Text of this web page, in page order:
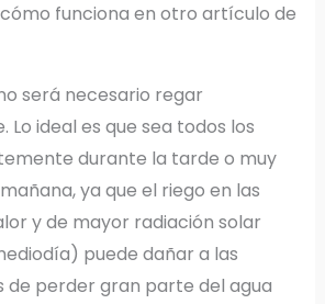
funciona en otro artículo de
será necesario regar
ideal es que sea todos los
durante la tarde o muy
ya que el riego en las
y de mayor radiación solar
puede dañar a las
de perder gran parte del agua